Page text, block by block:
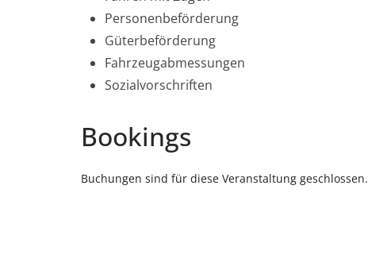
Personenbeförderung
Güterbeförderung
Fahrzeugabmessungen
Sozialvorschriften
Bookings
Buchungen sind für diese Veranstaltung geschlossen.